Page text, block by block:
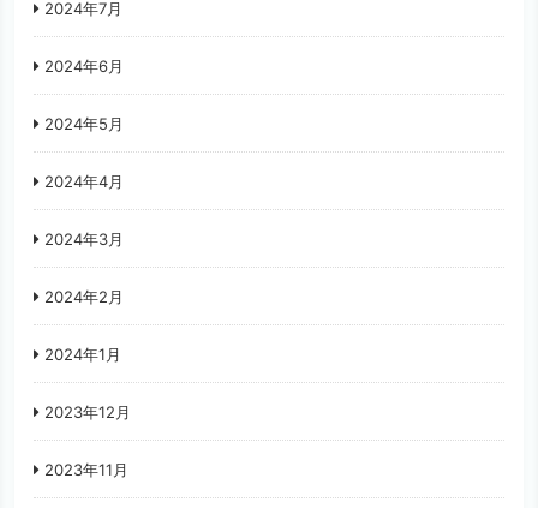
2024年7月
2024年6月
2024年5月
2024年4月
2024年3月
2024年2月
2024年1月
2023年12月
2023年11月